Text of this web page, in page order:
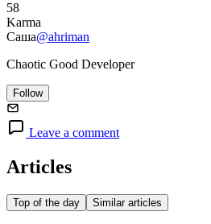
58
Karma
Саша@ahriman
Chaotic Good Developer
Follow
Leave a comment
Articles
Top of the day Similar articles